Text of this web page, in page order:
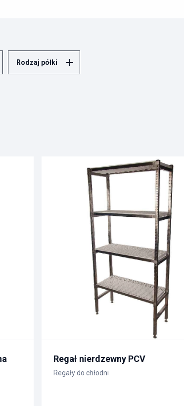
albo
Rodzaj półki
Regał nierdzewny PCV
Regały do chłodni